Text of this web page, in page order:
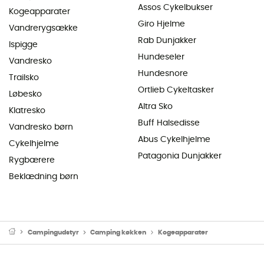
Kogeapparater
Vandrerygsække
Ispigge
Vandresko
Trailsko
Løbesko
Klatresko
Vandresko børn
Cykelhjelme
Rygbærere
Beklædning børn
Assos Cykelbukser
Giro Hjelme
Rab Dunjakker
Hundeseler
Hundesnore
Ortlieb Cykeltasker
Altra Sko
Buff Halsedisse
Abus Cykelhjelme
Patagonia Dunjakker
Campingudstyr Camping køkken Kogeapparater